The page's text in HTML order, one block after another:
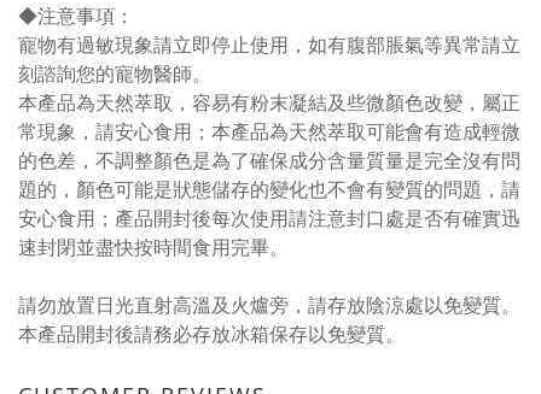
◆注意事項：
寵物有過敏現象請立即停止使用，如有腹部脹氣等異常請立
刻諮詢您的寵物醫師。
本產品為天然萃取，容易有粉末凝結及些微顏色改變，屬正
常現象，請安心食用；本產品為天然萃取可能會有造成輕微
的色差，不調整顏色是為了確保成分含量質量是完全沒有問
題的，顏色可能是狀態儲存的變化也不會有變質的問題，請
安心食用；產品開封後每次使用請注意封口處是否有確實迅
速封閉並盡快按時間食用完畢。
請勿放置日光直射高溫及火爐旁，請存放陰涼處以免變質。
本產品開封後請務必存放冰箱保存以免變質。